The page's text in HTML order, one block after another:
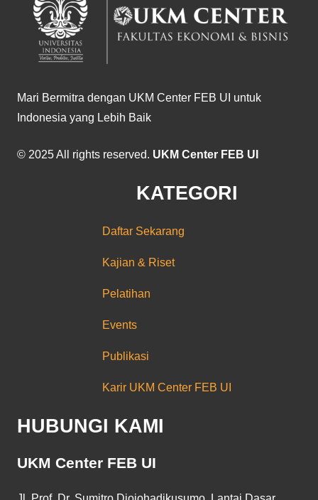
Mari Bermitra dengan UKM Center FEB UI untuk
Indonesia yang Lebih Baik
© 2025 All rights reserved. UKM Center FEB UI
KATEGORI
Daftar Sekarang
Kajian & Riset
Pelatihan
Events
Publikasi
Karir UKM Center FEB UI
HUBUNGI KAMI
UKM Center FEB UI